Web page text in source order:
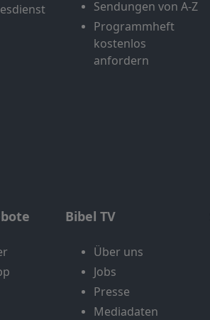
Sendungen von A-Z
Programmheft
kostenlos
anfordern
Bibel TV
Über uns
Jobs
Presse
Mediadaten